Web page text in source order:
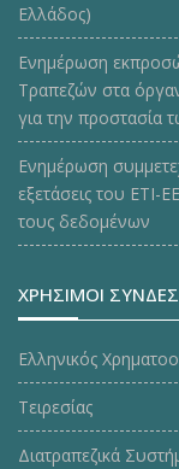
Ελλάδος)
Ενημέρωση
Τραπεζών στα
για την προστασία
Ενημέρωση
εξετάσεις του
τους δεδομένων
ΧΡΗΣΙΜΟΙ
Ελληνικός
Τειρεσίας
Διατραπεζικά